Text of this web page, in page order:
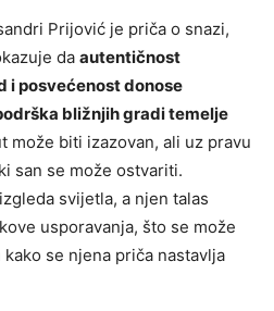
Prijović je priča o snazi,
da autentičnost
i posvećenost donose
bližnjih gradi temelje
može biti izazovan, ali uz pravu
san se može ostvariti.
svijetla, a njen talas
usporavanja, što se može
se njena priča nastavlja